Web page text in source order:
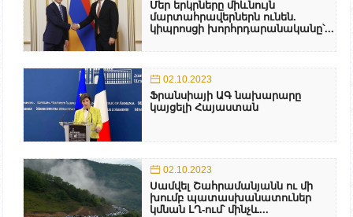
Մեր երկրները միևնույն
մարտահրավերներն ունեն.
կիպրոսցի խորհրդարանականը՝...
02.10.2023
Ֆրանսիայի ԱԳ նախարարը
կայցելի Հայաստան
02.10.2023
Սամվել Շահրամանյանն ու մի
խումբ պատասխանատուներ
կմնան ԼՂ-ում՝ մինչև...